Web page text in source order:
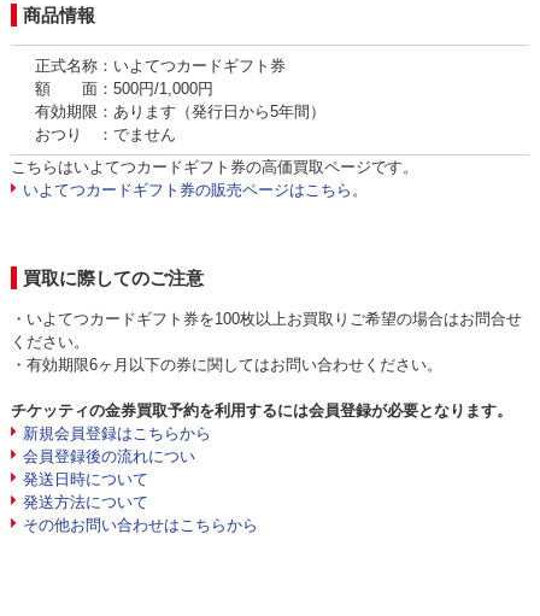
商品情報
正式名称：いよてつカードギフト券
額 面：500円/1,000円
有効期限：あります（発行日から5年間）
おつり ：でません
こちらはいよてつカードギフト券の高価買取ページです。
いよてつカードギフト券の販売ページはこちら。
買取に際してのご注意
・いよてつカードギフト券を100枚以上お買取りご希望の場合はお問合せ
ください。
・有効期限6ヶ月以下の券に関してはお問い合わせください。
チケッティの金券買取予約を利用するには会員登録が必要となります。
新規会員登録はこちらから
会員登録後の流れについ
発送日時について
発送方法について
その他お問い合わせはこちらから